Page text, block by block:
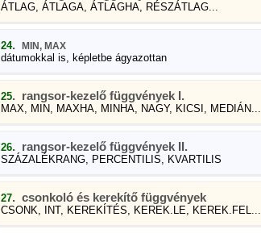
ÁTLAG, ÁTLAGA, ÁTLAGHA, RÉSZÁTLAG...
24. MIN, MAX
dátumokkal is, képletbe ágyazottan
25. rangsor-kezelő függvények I.
MAX, MIN, MAXHA, MINHA, NAGY, KICSI, MEDIÁN...
26. rangsor-kezelő függvények II.
SZÁZALÉKRANG, PERCENTILIS, KVARTILIS
27. csonkoló és kerekítő függvények
CSONK, INT, KEREKÍTÉS, KEREK.LE, KEREK.FEL...